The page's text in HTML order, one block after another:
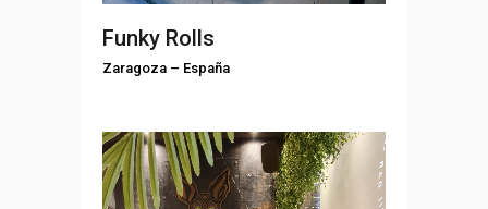
Funky Rolls
Zaragoza – España